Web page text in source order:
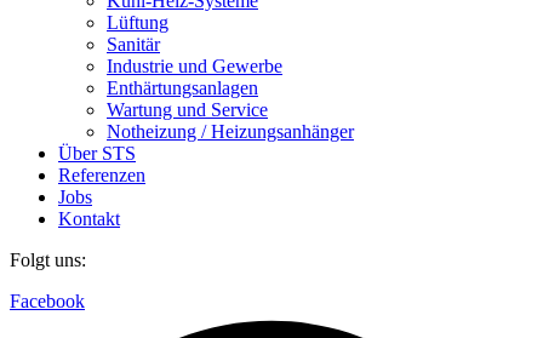
Lüftung
Sanitär
Industrie und Gewerbe
Enthärtungsanlagen
Wartung und Service
Notheizung / Heizungsanhänger
Über STS
Referenzen
Jobs
Kontakt
Folgt uns:
Facebook